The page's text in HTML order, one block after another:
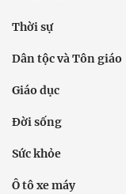
Thời sự
Dân tộc và Tôn giáo
Giáo dục
Đời sống
Sức khỏe
Ô tô xe máy